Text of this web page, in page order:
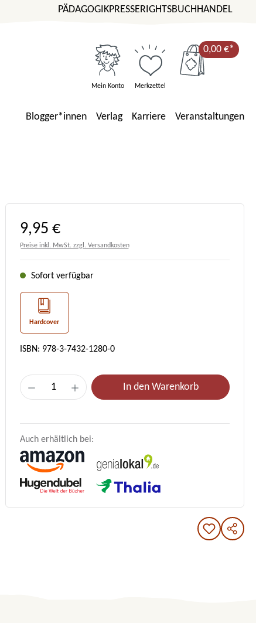
PÄDAGOGIKPRESSERIGHTSBUCHHANDEL
Mein Konto Merkzettel
0,00 €*
Blogger*innen Verlag Karriere Veranstaltungen
Regulärer Preis:
9,95 €
Preise inkl. MwSt. zzgl. Versandkosten
Sofort verfügbar
Hardcover
ISBN: 978-3-7432-1280-0
Produkt Anzahl: Gib den gewünschten
In den Warenkorb
Auch erhältlich bei: